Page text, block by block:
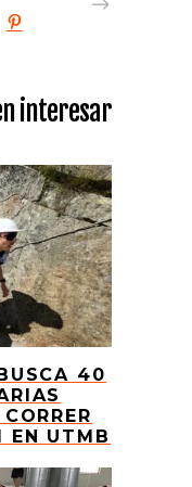
interesar
40
EN UTMB